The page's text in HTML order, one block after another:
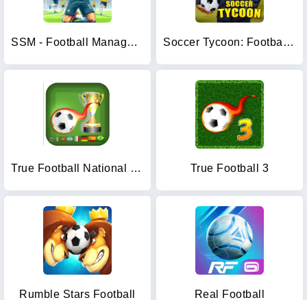
SSM - Football Manager Game Soccer Tycoon: Football Game
True Football National Manager True Football 3
Rumble Stars Football Real Football